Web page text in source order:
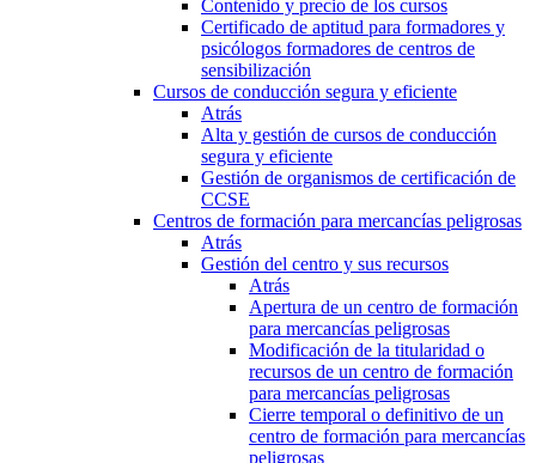
Contenido y precio de los cursos
Certificado de aptitud para formadores y
psicólogos formadores de centros de
sensibilización
Cursos de conducción segura y eficiente
Atrás
Alta y gestión de cursos de conducción
segura y eficiente
Gestión de organismos de certificación de
CCSE
Centros de formación para mercancías peligrosas
Atrás
Gestión del centro y sus recursos
Atrás
Apertura de un centro de formación
para mercancías peligrosas
Modificación de la titularidad o
recursos de un centro de formación
para mercancías peligrosas
Cierre temporal o definitivo de un
centro de formación para mercancías
peligrosas